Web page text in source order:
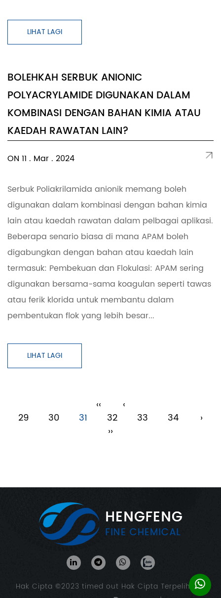
LIHAT LAGI
BOLEHKAH SERBUK ANIONIC
POLYACRYLAMIDE DIGUNAKAN DALAM
KOMBINASI DENGAN BAHAN KIMIA ATAU
KAEDAH RAWATAN LAIN?
ON 11 . Mar . 2024
Serbuk Poliakrilamida anionik memang boleh
digunakan dalam kombinasi dengan bahan kimia
lain atau kaedah rawatan dalam pelbagai aplikasi.
Beberapa senario biasa di mana APAM boleh
digabungkan dengan bahan atau kaedah lain
termasuk: Pembekuan dan Flokulasi: APAM sering
digunakan bersama-sama koagulan seperti tawas
atau ferik klorida untuk membantu dalam
pembentukan flok yang lebih besar...
LIHAT LAGI
‹‹
‹
29
30 31 32 33 34
›
››
Hak Cipta ©2023 timed out Hak Cipta Terpelihara.